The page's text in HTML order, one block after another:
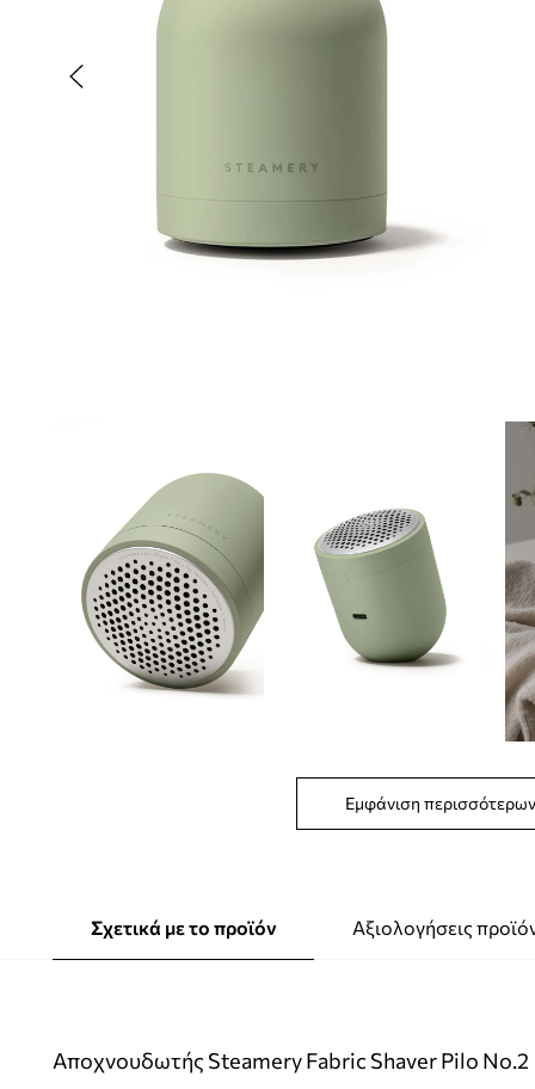
Εμφάνιση
Σχετικά με το προϊόν Αξιολογήσεις
Αποχνουδωτής Steamery Fabric Shaver Pilo No.2